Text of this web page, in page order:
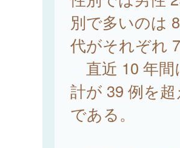
別で多いのは
代がそれぞれ
直近 10 年間
計が 39 例を
である。